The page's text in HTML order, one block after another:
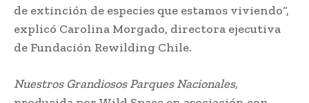
de extinción de especies que estamos viviendo“,
explicó Carolina Morgado, directora ejecutiva
de Fundación Rewilding Chile.
Nuestros Grandiosos Parques Nacionales,